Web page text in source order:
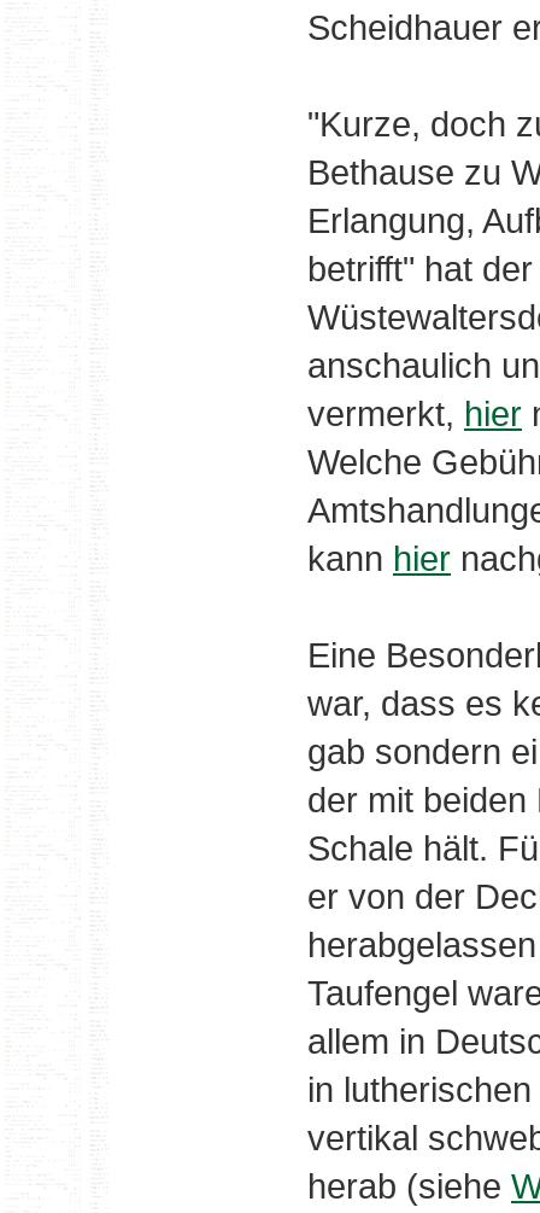
Scheidhauer
"Kurze, doch
Bethause zu
Erlangung,
betrifft" hat
anschaulich
vermerkt, hier
Welche
kann hier
Eine
war, dass es
gab sondern
der mit beiden
Schale hält.
er von der
Taufengel
allem in
in
vertikal
herab (siehe